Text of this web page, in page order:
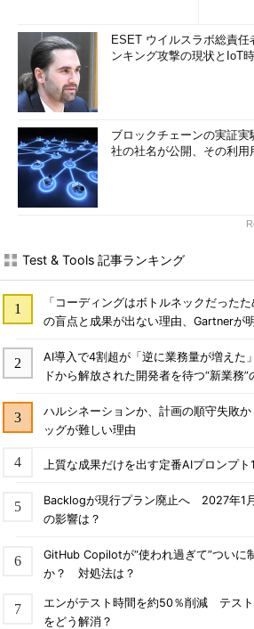
ESET ウイルスラボ総責
ンキング攻撃の現状とIoT
ブロックチェーンの実証
社の社名が公開、その利用
Test & Tools 記事ランキング
「コーディングはボトルネックだった
の盲点と成果が出ない理由、Gartnerが
AI導入で4割超が「逆に業務量が増え
ドから解放された開発者を待つ“新業務”
ハルシネーションか、計画の順守失敗
ッグが難しい理由
上質な成果だけを出す定番AIプロンプト
Backlogが現行プラン廃止へ 2027年1
の影響は？
GitHub Copilotが“使われ過ぎて”つい
か？ 対処法は？
エンがテスト時間を約50％削減 テスト
をどう解消？